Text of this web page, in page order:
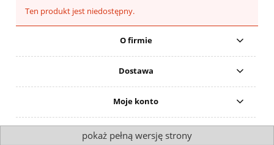
Ten produkt jest niedostępny.
O firmie
Dostawa
Moje konto
pokaż pełną wersję strony